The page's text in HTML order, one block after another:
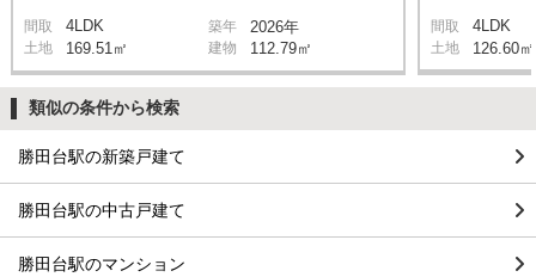
間取 4LDK 築年 2026年
土地 169.51㎡ 建物 112.79㎡
間取 4LDK
土地 126.60㎡
類似の条件から検索
勝田台駅の新築戸建て
勝田台駅の中古戸建て
勝田台駅のマンション